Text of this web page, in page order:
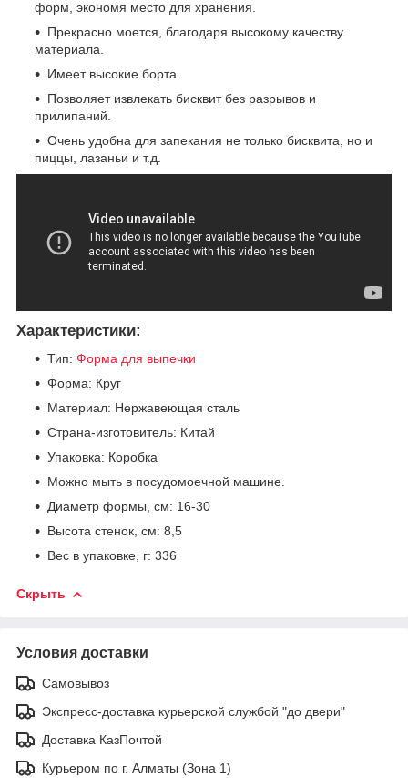
форм, экономя место для хранения.
Прекрасно моется, благодаря высокому качеству
материала.
Имеет высокие борта.
Позволяет извлекать бисквит без разрывов и
прилипаний.
Очень удобна для запекания не только бисквита, но и
пиццы, лазаньи и т.д.
Характеристики:
Тип: Форма для выпечки
Форма: Круг
Материал: Нержавеющая сталь
Страна-изготовитель: Китай
Упаковка: Коробка
Можно мыть в посудомоечной машине.
Диаметр формы, см: 16-30
Высота стенок, см: 8,5
Вес в упаковке, г: 336
Скрыть
Условия доставки
Самовывоз
Экспресс-доставка курьерской службой "до двери"
Доставка КазПочтой
Курьером по г. Алматы (Зона 1)